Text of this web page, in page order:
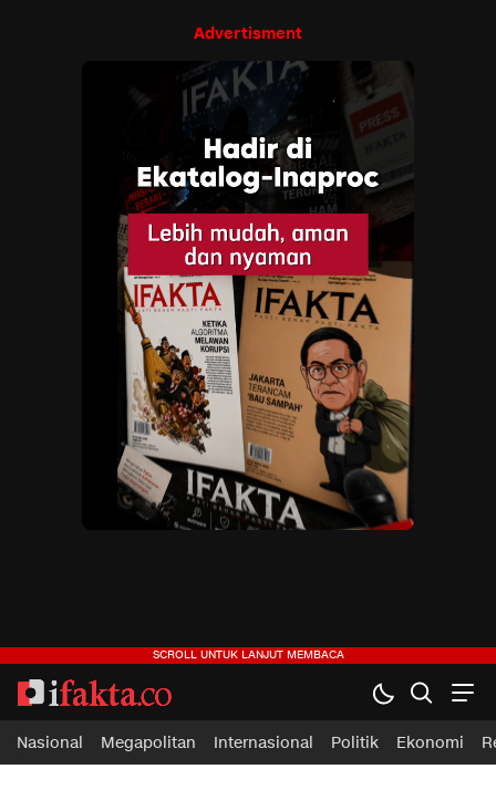
Advertisment
ifakta.co
#pastibenar
Nasional Megapolitan Internasional Politik Ekonomi